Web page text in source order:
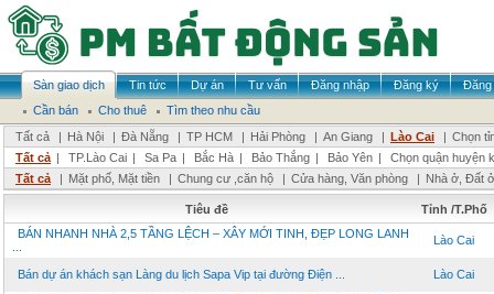
Sàn giao dịch Tin tức Dự án Tư vấn Đăng nhập Đăng ký
Đăng
Cần bán
Cho thuê
Tìm theo nhu cầu
Tất cả
| Hà Nội | Đà Nẵng | TP HCM | Hải Phòng | An Giang | Lào Cai | Chọn
Tất cả | TP.Lào Cai | Sa Pa | Bắc Hà | Bảo Thắng | Bảo Yên |
Chọn quận huyện
Tất cả
| Mặt phố, Mặt tiền | Chung cư ,căn hộ | Cửa hàng, Văn phòng | Nhà ở, Đất ở
Tiêu đề
Tỉnh /T.Phố
BÁN NHANH NHÀ 2,5 TẦNG LỆCH – XÂY MỚI TINH, ĐẸP LONG LANH
Lào Cai
Bán dự án khách sạn Làng du lịch Sapa Vip tại đường Điện ... Lào Cai